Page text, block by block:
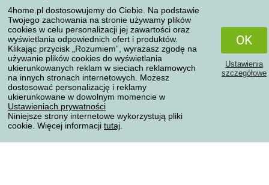
4home.pl dostosowujemy do Ciebie. Na podstawie
Twojego zachowania na stronie używamy plików
cookies w celu personalizacji jej zawartości oraz
wyświetlania odpowiednich ofert i produktów.
Klikając przycisk „Rozumiem”, wyrażasz zgodę na
używanie plików cookies do wyświetlania
ukierunkowanych reklam w sieciach reklamowych
na innych stronach internetowych. Możesz
dostosować personalizację i reklamy
ukierunkowane w dowolnym momencie w
Ustawieniach prywatności
Niniejsze strony internetowe wykorzystują pliki
cookie. Więcej informacji tutaj
OK
Ustawienia
szczegółowe
Sposoby transportu
Metody płatności
Niezawodny sklep